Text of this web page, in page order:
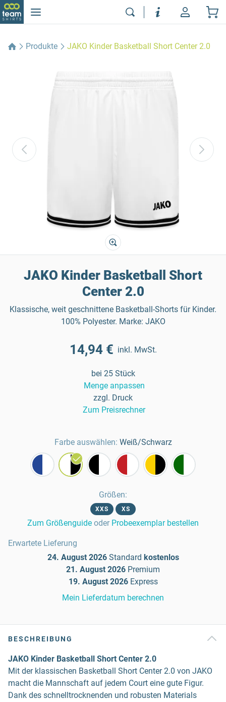
Produkte JAKO Kinder Basketball Short Center 2.0
JAKO Kinder Basketball Short
Center 2.0
Klassische, weit geschnittene Basketball-Shorts für Kinder.
100% Polyester. Marke: JAKO
14,94 € inkl. MwSt.
bei 25 Stück
Menge anpassen
zzgl. Druck
Zum Preisrechner
Farbe auswählen: Weiß/Schwarz
Größen:
XXS XS
Zum Größenguide oder Probeexemplar bestellen
Erwartete Lieferung
24. August 2026 Standard kostenlos
21. August 2026 Premium
19. August 2026 Express
Mein Lieferdatum berechnen
BESCHREIBUNG
JAKO Kinder Basketball Short Center 2.0
Mit der klassischen Basketball Short Center 2.0 von JAKO
macht die Mannschaft auf jedem Court eine gute Figur.
Dank des schnelltrocknenden und robusten Materials